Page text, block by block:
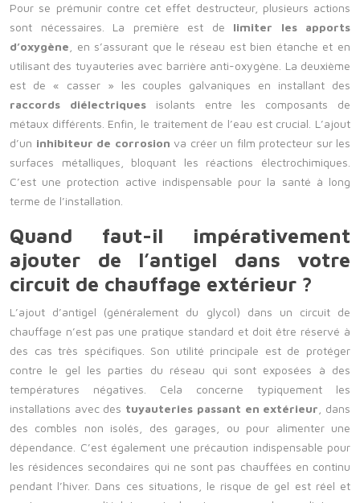
Pour se prémunir contre cet effet destructeur, plusieurs actions
sont nécessaires. La première est de limiter les apports
d’oxygène, en s’assurant que le réseau est bien étanche et en
utilisant des tuyauteries avec barrière anti-oxygène. La deuxième
est de « casser » les couples galvaniques en installant des
raccords diélectriquesisolants entre les composants de
métaux différents. Enfin, le traitement de l’eau est crucial. L’ajout
d’un inhibiteur de corrosion va créer un film protecteur sur les
surfaces métalliques, bloquant les réactions électrochimiques.
C’est une protection active indispensable pour la santé à long
terme de l’installation.
Quand faut-il impérativement
ajouter de l’antigel dans votre
circuit de chauffage extérieur ?
L’ajout d’antigel (généralement du glycol) dans un circuit de
chauffage n’est pas une pratique standard et doit être réservé à
des cas très spécifiques. Son utilité principale est de protéger
contre le gel les parties du réseau qui sont exposées à des
températures négatives. Cela concerne typiquement les
installations avec des tuyauteries passant en extérieur, dans
des combles non isolés, des garages, ou pour alimenter une
dépendance. C’est également une précaution indispensable pour
les résidences secondaires qui ne sont pas chauffées en continu
pendant l’hiver. Dans ces situations, le risque de gel est réel et